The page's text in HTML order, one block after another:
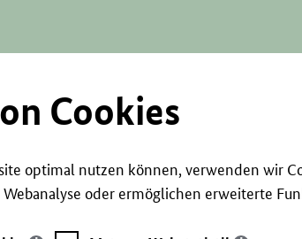
Cookies
optimal nutzen können, verwenden wir
oder ermöglichen erweiterte